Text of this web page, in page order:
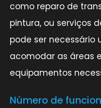
como reparo de
pintura, ou serviços
pode ser necessário
acomodar as áreas
equipamentos
Número de